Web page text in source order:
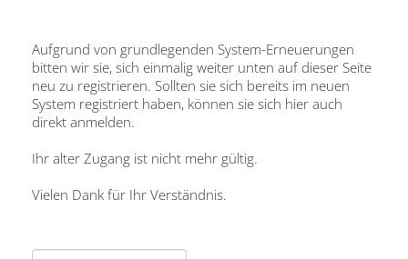
Aufgrund von grundlegenden System-Erneuerungen
bitten wir sie, sich einmalig weiter unten auf dieser Seite
neu zu registrieren. Sollten sie sich bereits im neuen
System registriert haben, können sie sich hier auch
direkt anmelden.
Ihr alter Zugang ist nicht mehr gültig.
Vielen Dank für Ihr Verständnis.